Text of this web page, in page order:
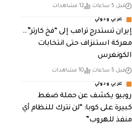
قبل 5 ساعات 12 مشاهدات
عربي ودولي
إيران تستدرج ترامب إلى “فخ كارتر”..
معركة استنزاف حتى انتخابات
الكونغرس
قبل 5 ساعات 10 مشاهدات
عربي ودولي
روبيو يكشف عن حملة ضغط
كبيرة على كوبا: “لن نترك للنظام أي
منفذ للهروب”